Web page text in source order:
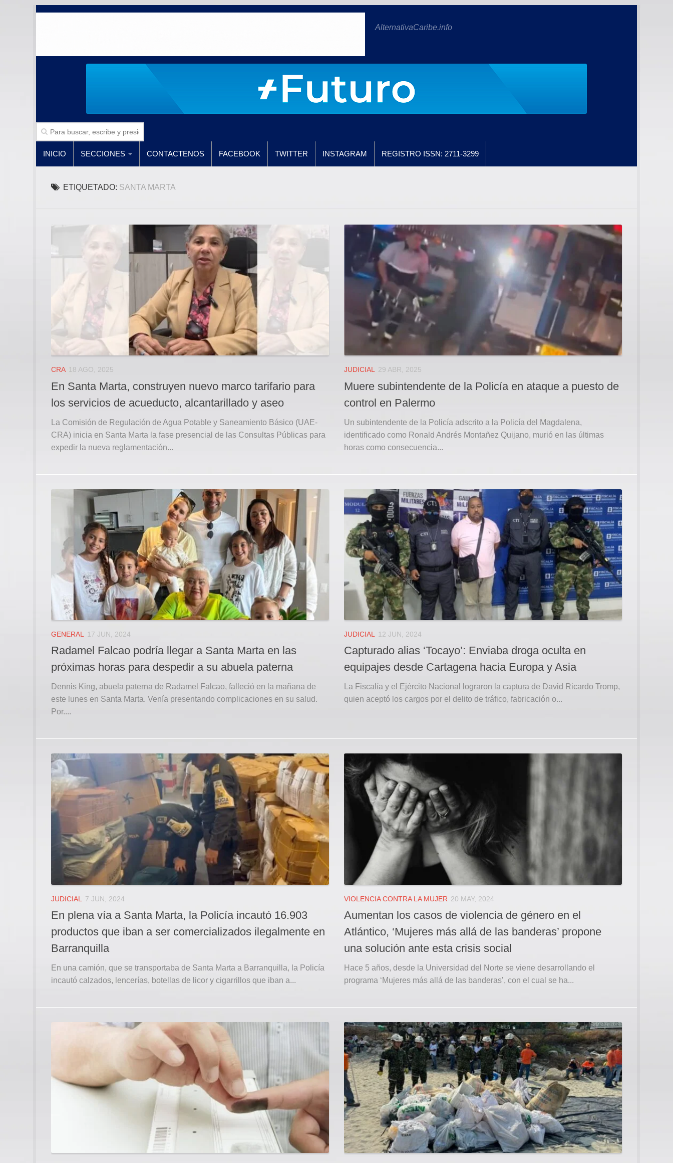
AlternativaCaribe.info
INICIO SECCIONES CONTACTENOS FACEBOOK TWITTER INSTAGRAM REGISTRO ISSN: 2711-3299
ETIQUETADO: SANTA MARTA
CRA 18 AGO, 2025
En Santa Marta, construyen nuevo marco tarifario para
los servicios de acueducto, alcantarillado y aseo
La Comisión de Regulación de Agua Potable y Saneamiento Básico (UAE-
CRA) inicia en Santa Marta la fase presencial de las Consultas Públicas para
expedir la nueva reglamentación...
JUDICIAL 29 ABR, 2025
Muere subintendente de la Policía en ataque a puesto de
control en Palermo
Un subintendente de la Policía adscrito a la Policía del Magdalena,
identificado como Ronald Andrés Montañez Quijano, murió en las últimas
horas como consecuencia...
GENERAL 17 JUN, 2024
Radamel Falcao podría llegar a Santa Marta en las
próximas horas para despedir a su abuela paterna
Dennis King, abuela paterna de Radamel Falcao, falleció en la mañana de
este lunes en Santa Marta. Venía presentando complicaciones en su salud.
Por....
JUDICIAL 12 JUN, 2024
Capturado alias ‘Tocayo’: Enviaba droga oculta en
equipajes desde Cartagena hacia Europa y Asia
La Fiscalía y el Ejército Nacional lograron la captura de David Ricardo Tromp,
quien aceptó los cargos por el delito de tráfico, fabricación o...
JUDICIAL 7 JUN, 2024
En plena vía a Santa Marta, la Policía incautó 16.903
productos que iban a ser comercializados ilegalmente en
Barranquilla
En una camión, que se transportaba de Santa Marta a Barranquilla, la Policía
incautó calzados, lencerías, botellas de licor y cigarrillos que iban a...
VIOLENCIA CONTRA LA MUJER 20 MAY, 2024
Aumentan los casos de violencia de género en el
Atlántico, ‘Mujeres más allá de las banderas’ propone
una solución ante esta crisis social
Hace 5 años, desde la Universidad del Norte se viene desarrollando el
programa ‘Mujeres más allá de las banderas’, con el cual se ha...